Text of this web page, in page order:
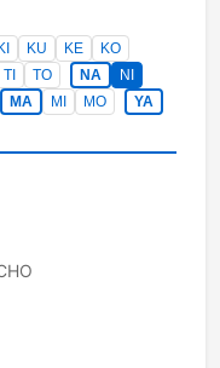
KI KU KE
KO
TI TO NA
NI
MA MI MO
YA